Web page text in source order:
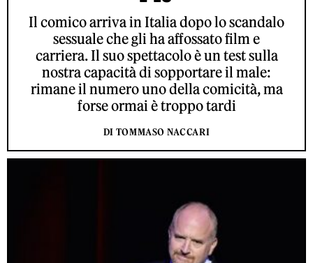
Il comico arriva in Italia dopo lo scandalo
sessuale che gli ha affossato film e
carriera. Il suo spettacolo è un test sulla
nostra capacità di sopportare il male:
rimane il numero uno della comicità, ma
forse ormai è troppo tardi
DI TOMMASO NACCARI